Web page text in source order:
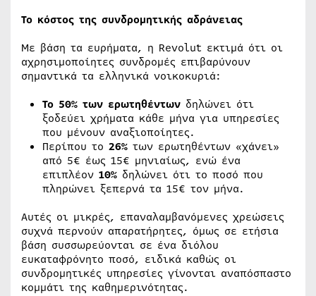
Το κόστος της συνδρομητικής αδράνειας
Με βάση τα ευρήματα, η Revolut εκτιμά ότι οι
αχρησιμοποίητες συνδρομές επιβαρύνουν
σημαντικά τα ελληνικά νοικοκυριά:
Το 50% των ερωτηθέντων δηλώνει ότι
ξοδεύει χρήματα κάθε μήνα για υπηρεσίες
που μένουν αναξιοποίητες.
Περίπου το 26% των ερωτηθέντων «χάνει»
από 5€ έως 15€ μηνιαίως, ενώ ένα
επιπλέον 10% δηλώνει ότι το ποσό που
πληρώνει ξεπερνά τα 15€ τον μήνα.
Αυτές οι μικρές, επαναλαμβανόμενες χρεώσεις
συχνά περνούν απαρατήρητες, όμως σε ετήσια
βάση συσσωρεύονται σε ένα διόλου
ευκαταφρόνητο ποσό, ειδικά καθώς οι
συνδρομητικές υπηρεσίες γίνονται αναπόσπαστο
κομμάτι της καθημερινότητας.